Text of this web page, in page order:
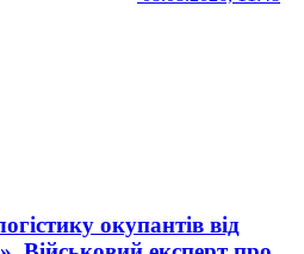
окупантів від